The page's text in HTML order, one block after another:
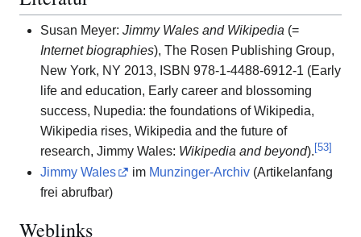
Susan Meyer: Jimmy Wales and Wikipedia (=
Internet biographies), The Rosen Publishing Group,
New York, NY 2013, ISBN 978-1-4488-6912-1 (Early
life and education, Early career and blossoming
success, Nupedia: the foundations of Wikipedia,
Wikipedia rises, Wikipedia and the future of
research, Jimmy Wales: Wikipedia and beyond).[53]
Jimmy Wales im Munzinger-Archiv(Artikelanfang
frei abrufbar)
Weblinks